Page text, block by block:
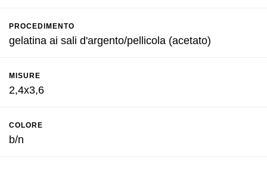
PROCEDIMENTO
gelatina ai sali d'argento/pellicola (acetato)
MISURE
2,4x3,6
COLORE
b/n